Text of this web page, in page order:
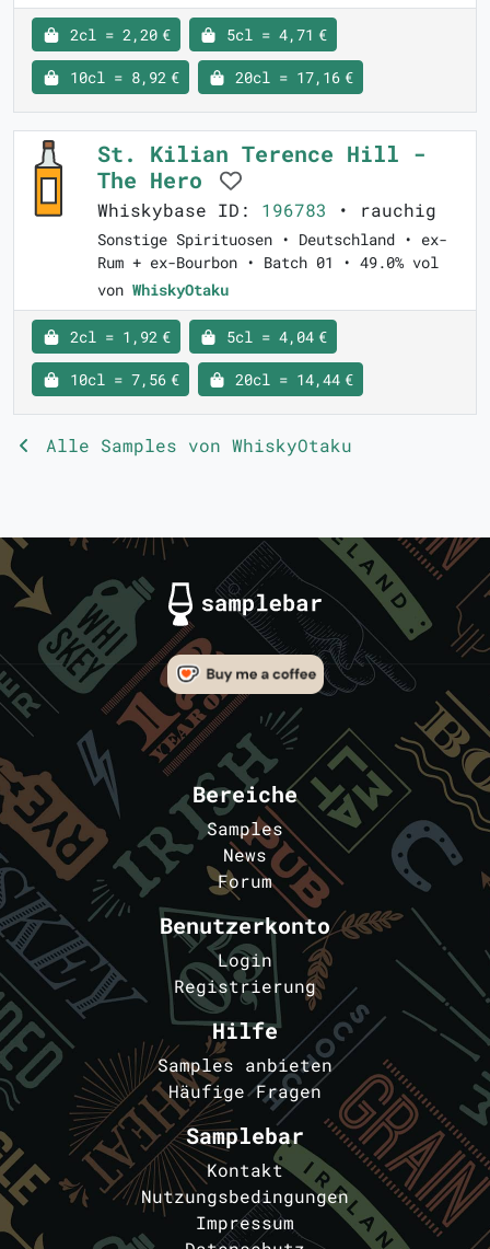
2cl = 2,20 € 5cl = 4,71 €
10cl = 8,92 € 20cl = 17,16 €
St. Kilian Terence Hill -
The Hero
Whiskybase ID: 196783 • rauchig
Sonstige Spirituosen • Deutschland • ex-
Rum + ex-Bourbon • Batch 01 • 49.0% vol
von WhiskyOtaku
2cl = 1,92 € 5cl = 4,04 €
10cl = 7,56 € 20cl = 14,44 €
Alle Samples von WhiskyOtaku
Bereiche
Samples
News
Forum
Benutzerkonto
Login
Registrierung
Hilfe
Samples anbieten
Häufige Fragen
Samplebar
Kontakt
Nutzungsbedingungen
Impressum